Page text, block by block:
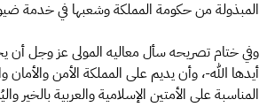
المبذولة من حكومة المملكة وشعبها في خدمة
وفي ختام تصريحه سأل معاليه المولى عز وجل أن
أيدها الله-، وأن يديم على المملكة الأمن والأمان
المناسبة على الأمتين الإسلامية والعربية بالخير